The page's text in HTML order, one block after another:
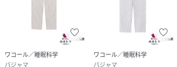
ワコール／睡眠科学
パジャマ
ワコール／睡眠科学
パジャマ